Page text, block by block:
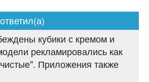
ответил(а)
кубики с кремом и
рекламировались как
чистые". Приложения также